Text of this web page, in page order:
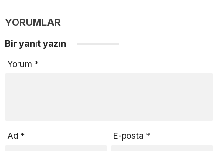
YORUMLAR
Bir yanıt yazın
Yorum *
Ad * E-posta *